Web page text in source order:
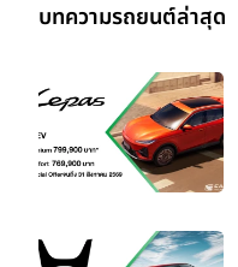
บทความรถยนต์ล่าสุด